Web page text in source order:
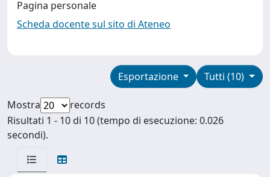
Pagina personale
Scheda docente sul sito di Ateneo
Tutti (10)
Esportazione
Mostra
records
Risultati 1 - 10 di 10 (tempo di esecuzione: 0.026
secondi).